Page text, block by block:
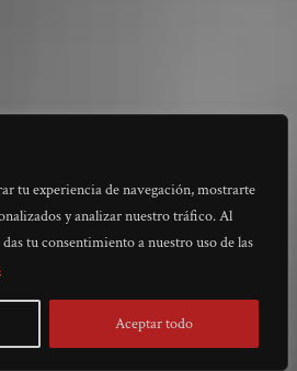
tu experiencia de navegación, mostrarte
y analizar nuestro tráfico. Al
tu consentimiento a nuestro uso de las
Aceptar todo